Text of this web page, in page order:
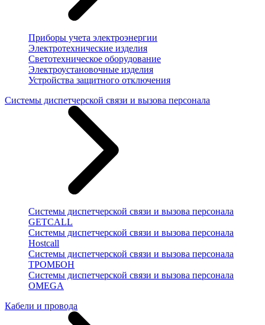
Приборы учета электроэнергии
Электротехнические изделия
Светотехническое оборудование
Электроустановочные изделия
Устройства защитного отключения
Системы диспетчерской связи и вызова персонала
Системы диспетчерской связи и вызова персонала
GETCALL
Системы диспетчерской связи и вызова персонала
Hostcall
Системы диспетчерской связи и вызова персонала
ТРОМБОН
Системы диспетчерской связи и вызова персонала
OMEGA
Кабели и провода